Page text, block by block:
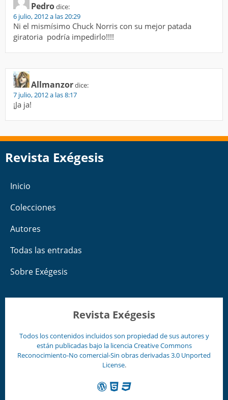
Pedrodice:
6 julio, 2012 a las 20:29
Ni el mismísimo Chuck Norris con su mejor patada
giratoria podría impedirlo!!!!
Allmanzordice:
7 julio, 2012 a las 8:17
¡Ja ja!
Revista Exégesis
Inicio
Colecciones
Autores
Todas las entradas
Sobre Exégesis
Revista Exégesis
Todos los contenidos incluidos son propiedad de sus autores y
están publicadas bajo la licenciaCreative Commons
Reconocimiento-No comercial-Sin obras derivadas 3.0 Unported
License.